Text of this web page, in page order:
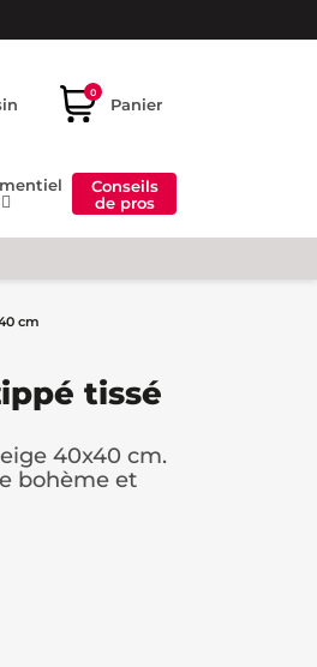
0
Panier
Conseils
de pros
cm
tissé
40x40 cm.
bohème et